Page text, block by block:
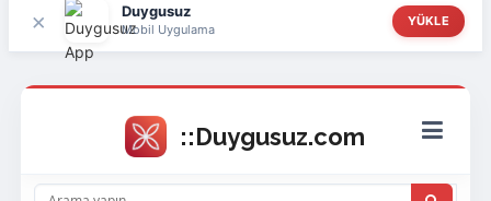
× Duygusuz
Mobil Uygulama
YÜKLE